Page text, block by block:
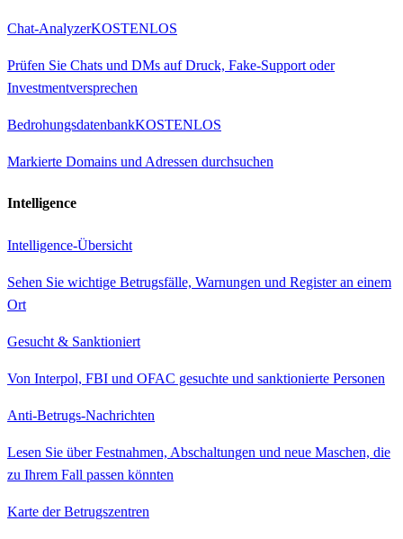
Chat-AnalyzerKOSTENLOS
Prüfen Sie Chats und DMs auf Druck, Fake-Support oder
Investmentversprechen
BedrohungsdatenbankKOSTENLOS
Markierte Domains und Adressen durchsuchen
Intelligence
Intelligence-Übersicht
Sehen Sie wichtige Betrugsfälle, Warnungen und Register an einem
Ort
Gesucht & Sanktioniert
Von Interpol, FBI und OFAC gesuchte und sanktionierte Personen
Anti-Betrugs-Nachrichten
Lesen Sie über Festnahmen, Abschaltungen und neue Maschen, die
zu Ihrem Fall passen könnten
Karte der Betrugszentren